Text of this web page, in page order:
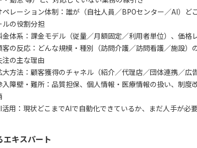
ペレーション体制：誰が（自社人員／BPOセンター／AI）
ルの役割分担
金体系：課金モデル（従量／月額固定／利用者単位）、価格
客の反応：どんな規模・種別（訪問介護／訪問看護／施設）
注の主な理由
大方法：顧客獲得のチャネル（紹介／代理店／団体連携／広
入障壁・難所：品質担保、個人情報・医療情報の扱い、制
活用：現状どこまでAIで自動化できているか、まだ人手が必
エキスパート